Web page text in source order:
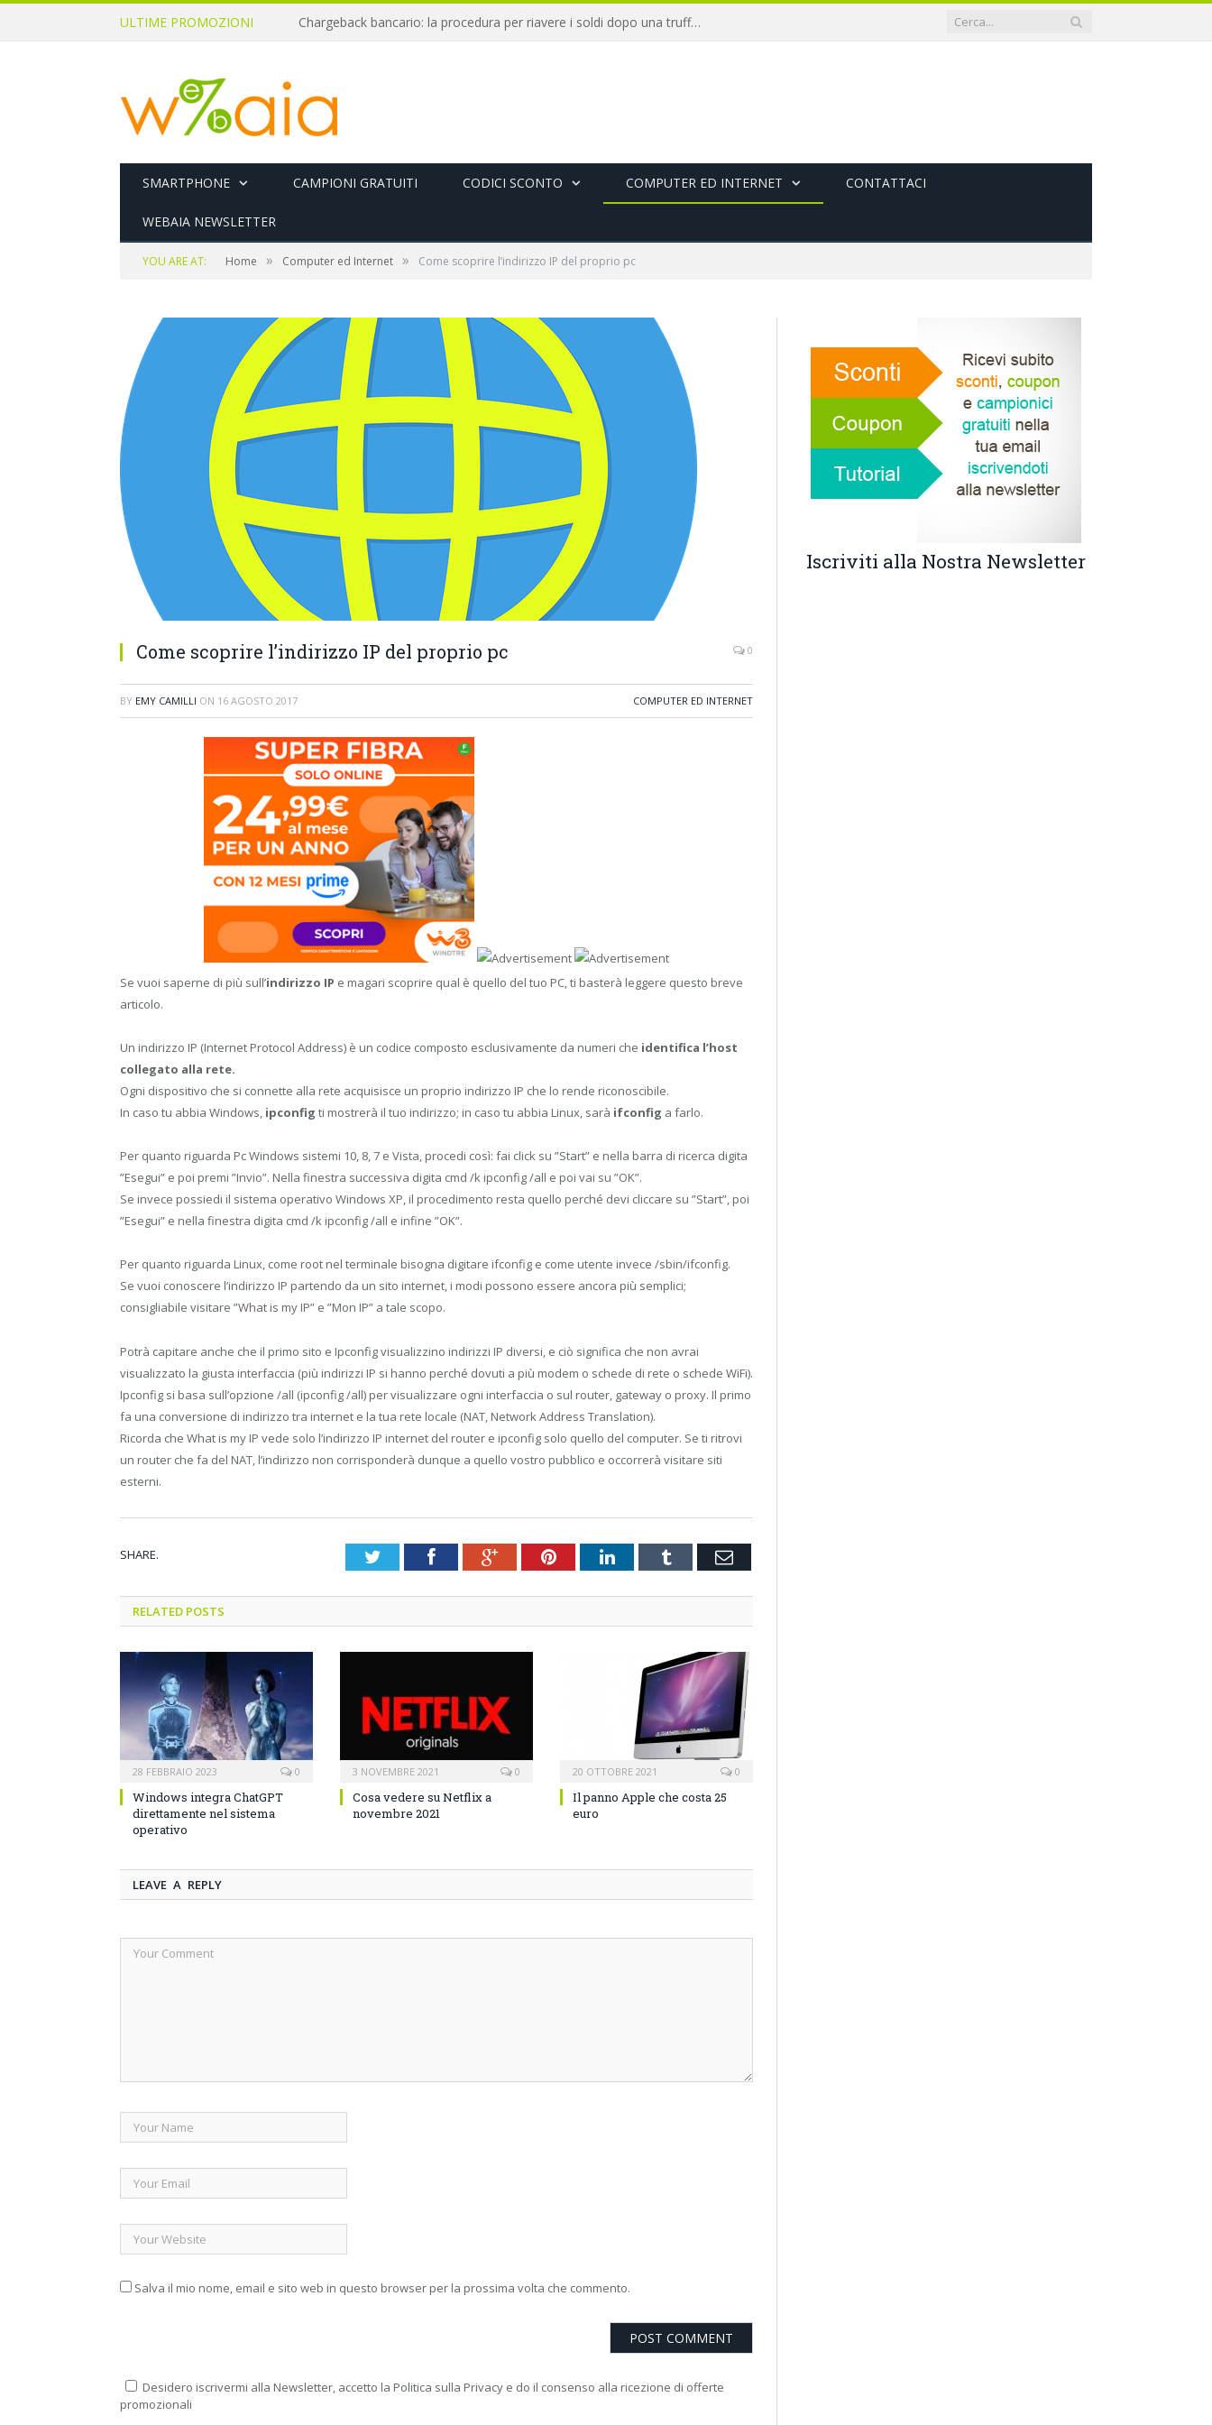
ULTIME PROMOZIONI Chargeback bancario: la procedura per riavere i soldi dopo una truffa online
SMARTPHONE CAMPIONI GRATUITI CODICI SCONTO COMPUTER ED INTERNET CONTATTACI
WEBAIA NEWSLETTER
YOU ARE AT: Home » Computer ed Internet » Come scoprire l’indirizzo IP del proprio pc
Come scoprire l’indirizzo IP del proprio pc 0
BY EMY CAMILLI ON 16 AGOSTO 2017 COMPUTER ED INTERNET
Se vuoi saperne di più sull’indirizzo IP e magari scoprire qual è quello del tuo PC, ti basterà leggere questo breve
articolo.
Un indirizzo IP (Internet Protocol Address) è un codice composto esclusivamente da numeri che identifica l’host
collegato alla rete.
Ogni dispositivo che si connette alla rete acquisisce un proprio indirizzo IP che lo rende riconoscibile.
In caso tu abbia Windows, ipconfig ti mostrerà il tuo indirizzo; in caso tu abbia Linux, sarà ifconfig a farlo.
Per quanto riguarda Pc Windows sistemi 10, 8, 7 e Vista, procedi così: fai click su ”Start” e nella barra di ricerca digita
”Esegui” e poi premi ”Invio”. Nella finestra successiva digita cmd /k ipconfig /all e poi vai su ”OK”.
Se invece possiedi il sistema operativo Windows XP, il procedimento resta quello perché devi cliccare su ”Start”, poi
”Esegui” e nella finestra digita cmd /k ipconfig /all e infine ”OK”.
Per quanto riguarda Linux, come root nel terminale bisogna digitare ifconfig e come utente invece /sbin/ifconfig.
Se vuoi conoscere l’indirizzo IP partendo da un sito internet, i modi possono essere ancora più semplici;
consigliabile visitare ”What is my IP” e ”Mon IP” a tale scopo.
Potrà capitare anche che il primo sito e Ipconfig visualizzino indirizzi IP diversi, e ciò significa che non avrai
visualizzato la giusta interfaccia (più indirizzi IP si hanno perché dovuti a più modem o schede di rete o schede WiFi).
Ipconfig si basa sull’opzione /all (ipconfig /all) per visualizzare ogni interfaccia o sul router, gateway o proxy. Il primo
fa una conversione di indirizzo tra internet e la tua rete locale (NAT, Network Address Translation).
Ricorda che What is my IP vede solo l’indirizzo IP internet del router e ipconfig solo quello del computer. Se ti ritrovi
un router che fa del NAT, l’indirizzo non corrisponderà dunque a quello vostro pubblico e occorrerà visitare siti
esterni.
SHARE. TwitterFacebookGoogle+PinterestLinkedInTumblr Email
RELATED POSTS
28 FEBBRAIO 2023 0
Windows integra ChatGPT
direttamente nel sistema
operativo
3 NOVEMBRE 2021 0
Cosa vedere su Netflix a
novembre 2021
20 OTTOBRE 2021 0
Il panno Apple che costa 25
euro
LEAVE A REPLY
Salva il mio nome, email e sito web in questo browser per la prossima volta che commento.
Desidero iscrivermi alla Newsletter, accetto la Politica sulla Privacy e do il consenso alla ricezione di offerte
promozionali
Iscriviti alla Nostra Newsletter